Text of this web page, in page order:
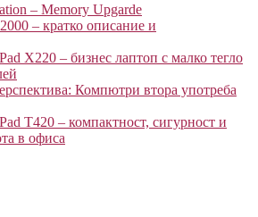
– Memory Upgarde
– кратко описание и
X220 – бизнес лаптоп с малко тегло
Компютри втора употреба
T420 – компактност, сигурност и
в офиса